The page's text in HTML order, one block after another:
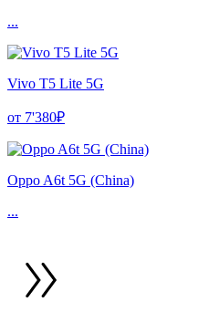
...
Vivo T5 Lite 5G
от 7'380₽
Oppo A6t 5G (China)
...